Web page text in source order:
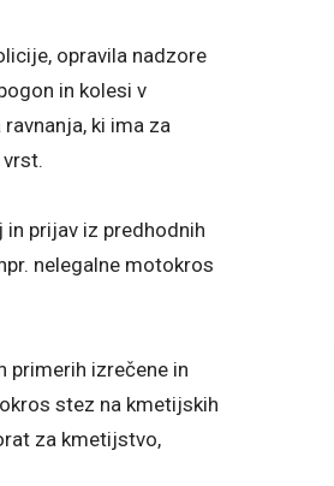
opravila nadzore
in kolesi v
ki ima za
prijav iz predhodnih
nelegalne motokros
primerih izrečene in
stez na kmetijskih
za kmetijstvo,